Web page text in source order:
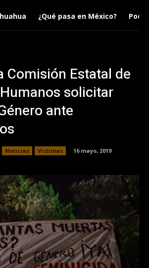
¿Qué pasa en México?
Comisión Estatal de
solicitar
ante
Noticias Víctimas 16 mayo, 2019